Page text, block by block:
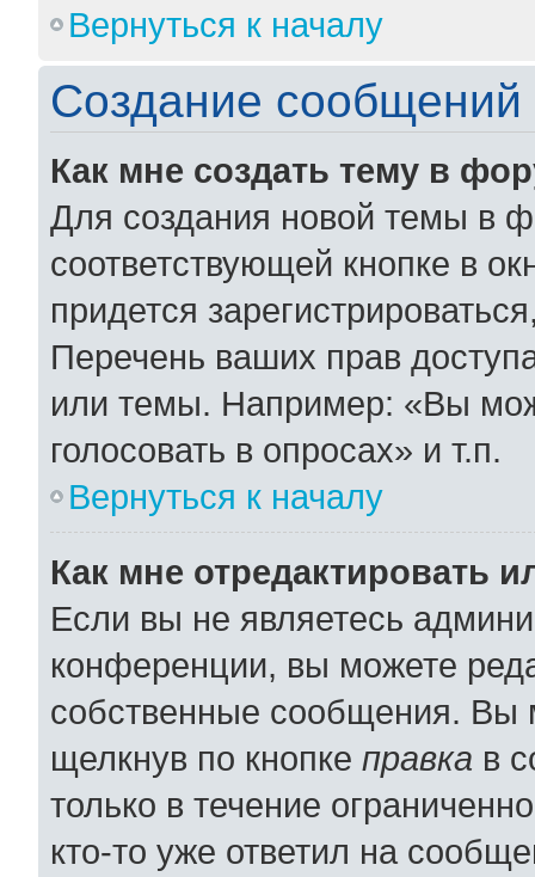
Вернуться к началу
Создание сообщений
Как мне создать тему в
Для создания новой темы в
соответствующей кнопке в
придется
Перечень ваших прав
или темы. Например: «Вы
голосовать в опросах» и т.п.
Вернуться к началу
Как мне отредактировать
Если вы не являетесь
конференции, вы можете
собственные сообщения. Вы
щелкнув по кнопке правка в
только в течение
кто-то уже ответил на